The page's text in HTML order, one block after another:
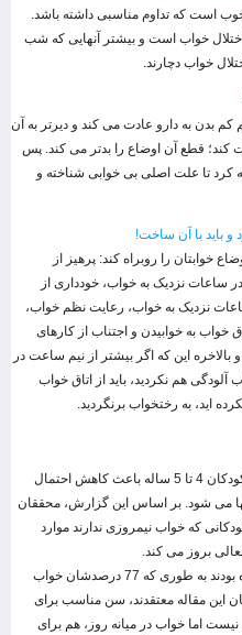
است که تداوم مناسبی داشته باشد.
خواب است و بیشتر آنهایی که شب
خواب دچارند.
بدن به دارو عادت می کند و دیرتر به آن
کند؛ قطع آن اوضاع را بدتر می کند. پس
کرد تا علت اصلی بی خوابی شناخته و
خوابتان را روبراه کند: پرهیز از
ساعات نزدیک به خواب، خودداری از
نزدیک به خواب، رعایت نظم خواب،
به خوابیدن و اجتناب از کارهای
بالاخره این که اگر بیشتر از نیم ساعت در
هم نکردید، باید از اتاق خواب
اید، به رختخواب برنگردید.
بررسی ها نشان می دهد، خواب نیمروزی در کودکان 4 تا 5 ساله باعث کاهش احتمال
می شود. بر اساس این گزارش، محققان
در کودکانی که خواب نیمروزی ندارند موارد
بروز می کند.
در این مطالعه، کودکان به 2 دسته تقسیم شده بودند به طوری که 77 درصدشان خواب
نویسندگان این مقاله معتقدند، سن مناسب برای
اما خواب در میانه روز، هم برای